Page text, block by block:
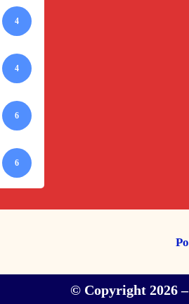
4
4
6
6
© Copyright 2026